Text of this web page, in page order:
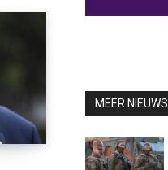
MEER NIEUWS